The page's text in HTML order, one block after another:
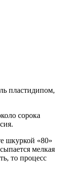
пластидипом,
сорока
шкуркой «80»
мелкая
то процесс